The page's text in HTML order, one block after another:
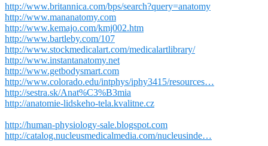
http://www.britannica.com/bps/search?query=anatomy
http://www.mananatomy.com
http://www.kemajo.com/kmj002.htm
http://www.bartleby.com/107
http://www.stockmedicalart.com/medicalartlibrary/
http://www.instantanatomy.net
http://www.getbodysmart.com
http://www.colorado.edu/intphys/iphy3415/resources…
http://sestra.sk/Anat%C3%B3mia
http://anatomie-lidskeho-tela.kvalitne.cz
http://human-physiology-sale.blogspot.com
http://catalog.nucleusmedicalmedia.com/nucleusinde…